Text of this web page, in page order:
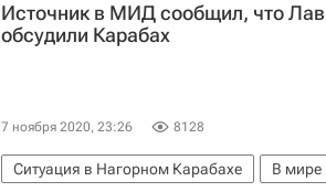
Источник в МИД сообщил, что
обсудили Карабах
7 ноября 2020, 23:26 8128
Ситуация в Нагорном Карабахе В мире